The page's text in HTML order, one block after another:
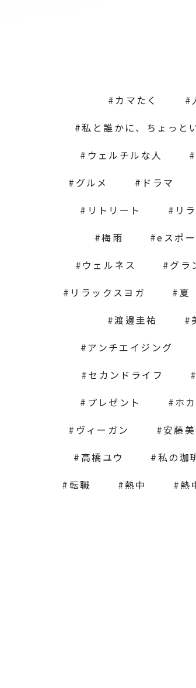
カマたく
私と誰かに、ちょっと
ウェルチルな人
グルメ
ドラマ
リトリート
リ
梅雨
eスポ
ウェルネス
グラ
リラックスヨガ
夏
渡邊圭祐
アンチエイジング
セカンドライフ
プレゼント
ホ
ヴィーガン
安藤
高橋ユウ
私の珈
転職
熱中 熱